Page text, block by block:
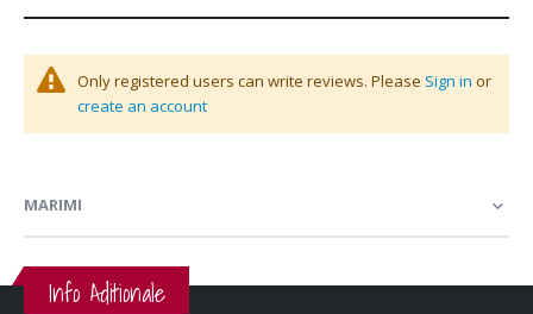
Only registered users can write reviews. Please Sign in or
create an account
MARIMI
Info Aditionale